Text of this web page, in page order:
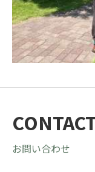
お問い合わせ